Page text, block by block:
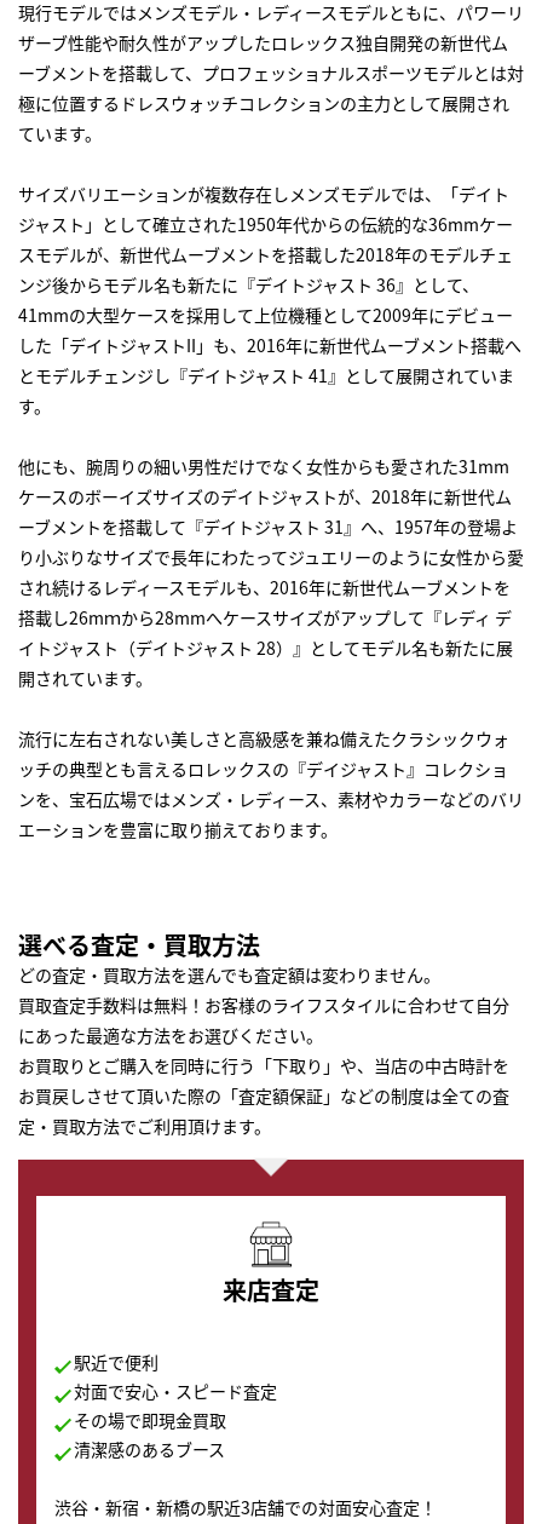
現行モデルではメンズモデル・レディースモデルともに、パワーリ
ザーブ性能や耐久性がアップしたロレックス独自開発の新世代ム
ーブメントを搭載して、プロフェッショナルスポーツモデルとは対
極に位置するドレスウォッチコレクションの主力として展開され
ています。
サイズバリエーションが複数存在しメンズモデルでは、「デイト
ジャスト」として確立された1950年代からの伝統的な36mmケー
スモデルが、新世代ムーブメントを搭載した2018年のモデルチェ
ンジ後からモデル名も新たに『デイトジャスト 36』として、
41mmの大型ケースを採用して上位機種として2009年にデビュー
した「デイトジャストII」も、2016年に新世代ムーブメント搭載へ
とモデルチェンジし『デイトジャスト 41』として展開されていま
す。
他にも、腕周りの細い男性だけでなく女性からも愛された31mm
ケースのボーイズサイズのデイトジャストが、2018年に新世代ム
ーブメントを搭載して『デイトジャスト 31』へ、1957年の登場よ
り小ぶりなサイズで長年にわたってジュエリーのように女性から愛
され続けるレディースモデルも、2016年に新世代ムーブメントを
搭載し26mｍから28mmへケースサイズがアップして『レディ デ
イトジャスト（デイトジャスト 28）』としてモデル名も新たに展
開されています。
流行に左右されない美しさと高級感を兼ね備えたクラシックウォ
ッチの典型とも言えるロレックスの『デイジャスト』コレクショ
ンを、宝石広場ではメンズ・レディース、素材やカラーなどのバリ
エーションを豊富に取り揃えております。
選べる査定・買取方法
どの査定・買取方法を選んでも査定額は変わりません。
買取査定手数料は無料！お客様のライフスタイルに合わせて自分
にあった最適な方法をお選びください。
お買取りとご購入を同時に行う「下取り」や、当店の中古時計を
お買戻しさせて頂いた際の「査定額保証」などの制度は全ての査
定・買取方法でご利用頂けます。
来店査定
駅近で便利
対面で安心・スピード査定
その場で即現金買取
清潔感のあるブース
渋谷・新宿・新橋の駅近3店舗での対面安心査定！